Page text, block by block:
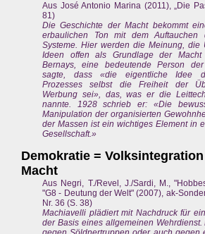
Aus José Antonio Marina (2011), „Die
81)
Die Geschichte der Macht bekommt
erbaulichen Ton mit dem Auftauchen
Systeme. Hier werden die Meinung, die
Ideen offen als Grundlage der Macht
Bernays, eine bedeutende Person der
sagte, dass «die eigentliche Idee
Prozesses selbst die Freiheit der
Werbung sei», das, was er die
nannte. 1928 schrieb er: «Die
Manipulation der organisierten
der Massen ist ein wichtiges Element in
Gesellschaft.»
Demokratie =
Macht
Aus Negri, T./Revel, J./Sardi, M.,
"G8 - Deutung der Welt" (2007), ak-
Nr. 36 (S. 38)
Machiavelli plädiert mit Nachdruck für
der Basis eines allgemeinen Wehrdienst.